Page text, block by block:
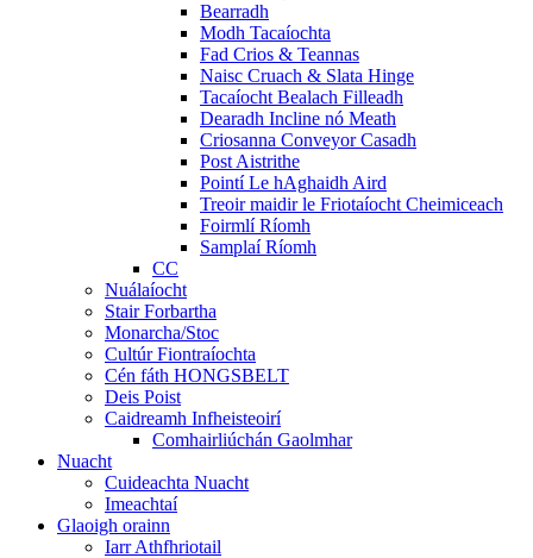
Bearradh
Modh Tacaíochta
Fad Crios & Teannas
Naisc Cruach & Slata Hinge
Tacaíocht Bealach Filleadh
Dearadh Incline nó Meath
Criosanna Conveyor Casadh
Post Aistrithe
Pointí Le hAghaidh Aird
Treoir maidir le Friotaíocht Cheimiceach
Foirmlí Ríomh
Samplaí Ríomh
CC
Nuálaíocht
Stair Forbartha
Monarcha/Stoc
Cultúr Fiontraíochta
Cén fáth HONGSBELT
Deis Poist
Caidreamh Infheisteoirí
Comhairliúchán Gaolmhar
Nuacht
Cuideachta Nuacht
Imeachtaí
Glaoigh orainn
Iarr Athfhriotail